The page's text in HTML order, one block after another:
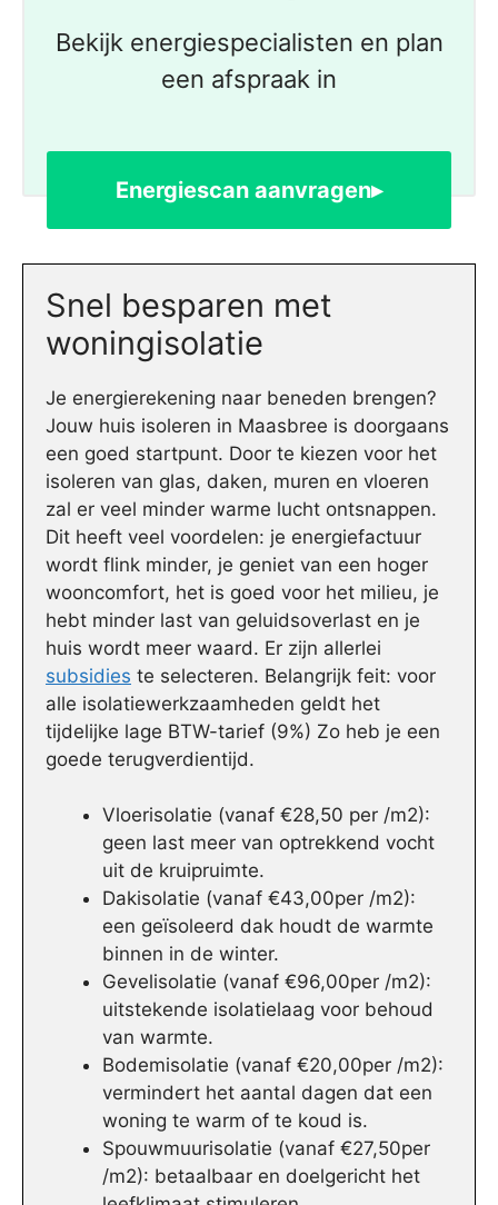
Bekijk energiespecialisten en plan
een afspraak in
Energiescan aanvragen▸
Snel besparen met
woningisolatie
Je energierekening naar beneden brengen?
Jouw huis isoleren in Maasbree is doorgaans
een goed startpunt. Door te kiezen voor het
isoleren van glas, daken, muren en vloeren
zal er veel minder warme lucht ontsnappen.
Dit heeft veel voordelen: je energiefactuur
wordt flink minder, je geniet van een hoger
wooncomfort, het is goed voor het milieu, je
hebt minder last van geluidsoverlast en je
huis wordt meer waard. Er zijn allerlei
subsidies te selecteren. Belangrijk feit: voor
alle isolatiewerkzaamheden geldt het
tijdelijke lage BTW-tarief (9%) Zo heb je een
goede terugverdientijd.
Vloerisolatie (vanaf €28,50 per /m2):
geen last meer van optrekkend vocht
uit de kruipruimte.
Dakisolatie (vanaf €43,00per /m2):
een geïsoleerd dak houdt de warmte
binnen in de winter.
Gevelisolatie (vanaf €96,00per /m2):
uitstekende isolatielaag voor behoud
van warmte.
Bodemisolatie (vanaf €20,00per /m2):
vermindert het aantal dagen dat een
woning te warm of te koud is.
Spouwmuurisolatie (vanaf €27,50per
/m2): betaalbaar en doelgericht het